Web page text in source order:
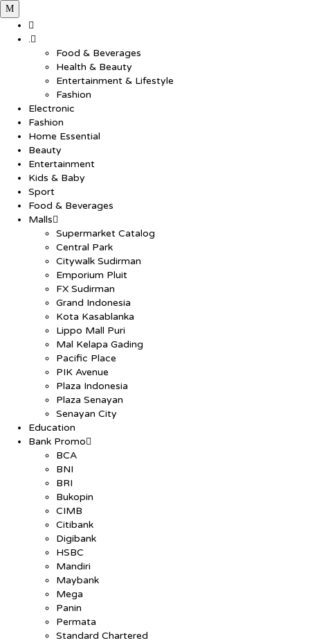
.
Food & Beverages
Health & Beauty
Entertainment & Lifestyle
Fashion
Electronic
Fashion
Home Essential
Beauty
Entertainment
Kids & Baby
Sport
Food & Beverages
Malls
Supermarket Catalog
Central Park
Citywalk Sudirman
Emporium Pluit
FX Sudirman
Grand Indonesia
Kota Kasablanka
Lippo Mall Puri
Mal Kelapa Gading
Pacific Place
PIK Avenue
Plaza Indonesia
Plaza Senayan
Senayan City
Education
Bank Promo
BCA
BNI
BRI
Bukopin
CIMB
Citibank
Digibank
HSBC
Mandiri
Maybank
Mega
Panin
Permata
Standard Chartered